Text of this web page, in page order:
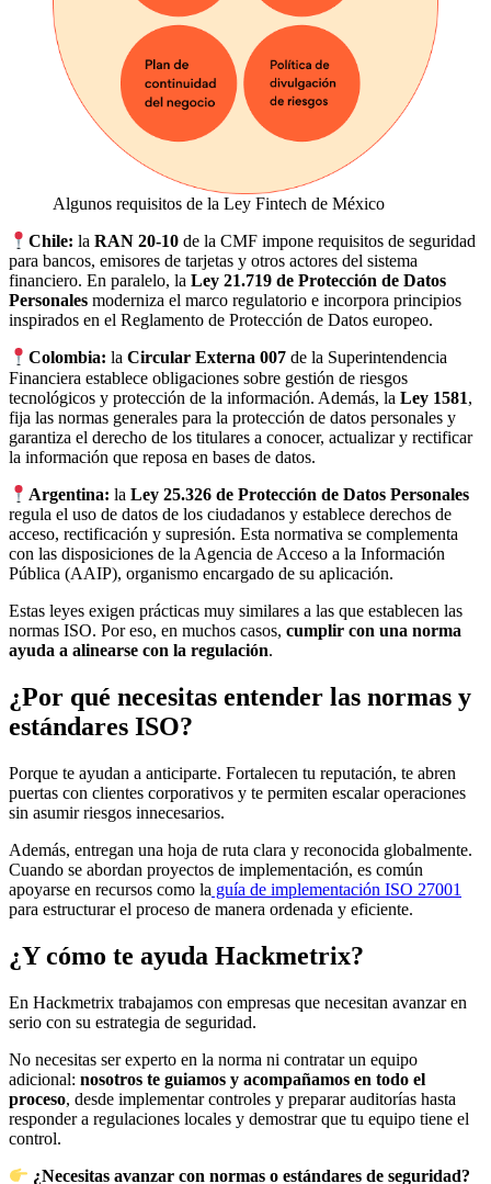
Algunos requisitos de la Ley Fintech de México
Chile: laRAN 20-10 de la CMF impone requisitos de seguridad
para bancos, emisores de tarjetas y otros actores del sistema
financiero. En paralelo, la Ley 21.719 de Protección de Datos
Personales moderniza el marco regulatorio e incorpora principios
inspirados en el Reglamento de Protección de Datos europeo.
Colombia: laCircular Externa 007 de la Superintendencia
Financiera establece obligaciones sobre gestión de riesgos
tecnológicos y protección de la información. Además, la Ley 1581,
fija las normas generales para la protección de datos personales y
garantiza el derecho de los titulares a conocer, actualizar y rectificar
la información que reposa en bases de datos.
Argentina: laLey 25.326 de Protección de Datos Personales
regula el uso de datos de los ciudadanos y establece derechos de
acceso, rectificación y supresión. Esta normativa se complementa
con las disposiciones de la Agencia de Acceso a la Información
Pública (AAIP), organismo encargado de su aplicación.
Estas leyes exigen prácticas muy similares a las que establecen las
normas ISO. Por eso, en muchos casos, cumplir con una norma
ayuda a alinearse con la regulación.
¿Por qué necesitas entender las normas y
estándares ISO?
Porque te ayudan a anticiparte. Fortalecen tu reputación, te abren
puertas con clientes corporativos y te permiten escalar operaciones
sin asumir riesgos innecesarios.
Además, entregan una hoja de ruta clara y reconocida globalmente.
Cuando se abordan proyectos de implementación, es común
apoyarse en recursos como la guía de implementación ISO 27001
para estructurar el proceso de manera ordenada y eficiente.
¿Y cómo te ayuda Hackmetrix?
En Hackmetrix trabajamos con empresas que necesitan avanzar en
serio con su estrategia de seguridad.
No necesitas ser experto en la norma ni contratar un equipo
adicional: nosotros te guiamos y acompañamos en todo el
proceso, desde implementar controles y preparar auditorías hasta
responder a regulaciones locales y demostrar que tu equipo tiene el
control.
¿Necesitas avanzar con normas o estándares de seguridad?